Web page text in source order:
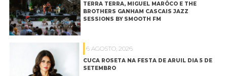
TERRA TERRA, MIGUEL MARÔCO E THE
BROTHERS GANHAM CASCAIS JAZZ
SESSIONS BY SMOOTH FM
6 AGOSTO, 2026
CUCA ROSETA NA FESTA DE ARUIL DIA 5 DE
SETEMBRO